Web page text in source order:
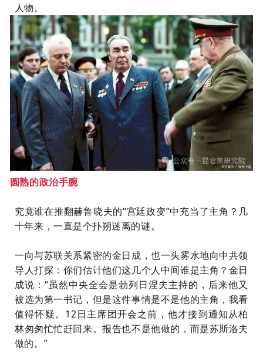
人物。
圆熟的政治手腕
究竟谁在推翻赫鲁晓夫的“宫廷政变”中充当了主角？几
十年来，一直是个扑朔迷离的谜。
一向与苏联关系紧密的金日成，也一头雾水地向中共领
导人打探：你们估计他们这几个人中间谁是主角？金日
成说：“虽然中央全会是勃列日涅夫主持的，后来他又
被选为第一书记，但是这件事情是不是他的主角，我看
值得怀疑。12日主席团开会之前，他才接到通知从柏
林匆匆忙忙赶回来。报告也不是他做的，而是苏斯洛夫
做的。”